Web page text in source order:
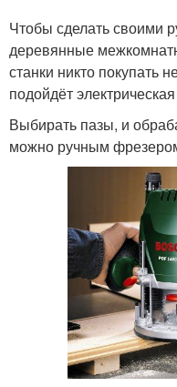
Чтобы сделать своими
деревянные
станки никто покупать
подойдёт
Выбирать пазы, и
можно ручным